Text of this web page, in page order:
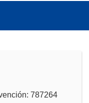
787264